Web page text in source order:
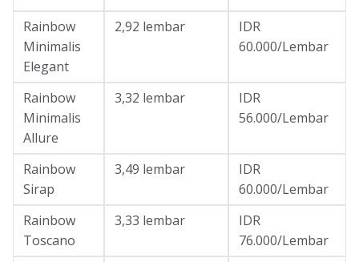
Rainbow
Minimalis
Elegant
2,92 lembar
IDR
60.000/Lembar
Rainbow
Minimalis
Allure
3,32 lembar
IDR
56.000/Lembar
Rainbow
Sirap
3,49 lembar
IDR
60.000/Lembar
Rainbow
Toscano
3,33 lembar
IDR
76.000/Lembar